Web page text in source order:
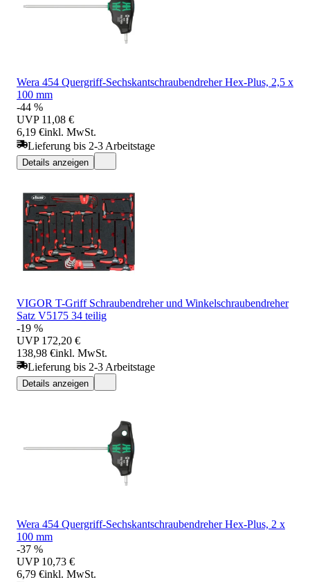
Wera 454 Quergriff-Sechskantschraubendreher Hex-Plus, 2,5 x
100 mm
-44 %
UVP 11,08 €
6,19 €inkl. MwSt.
Lieferung bis 2-3 Arbeitstage
Details anzeigen
VIGOR T-Griff Schraubendreher und Winkelschraubendreher
Satz V5175 34 teilig
-19 %
UVP 172,20 €
138,98 €inkl. MwSt.
Lieferung bis 2-3 Arbeitstage
Details anzeigen
Wera 454 Quergriff-Sechskantschraubendreher Hex-Plus, 2 x
100 mm
-37 %
UVP 10,73 €
6,79 €inkl. MwSt.